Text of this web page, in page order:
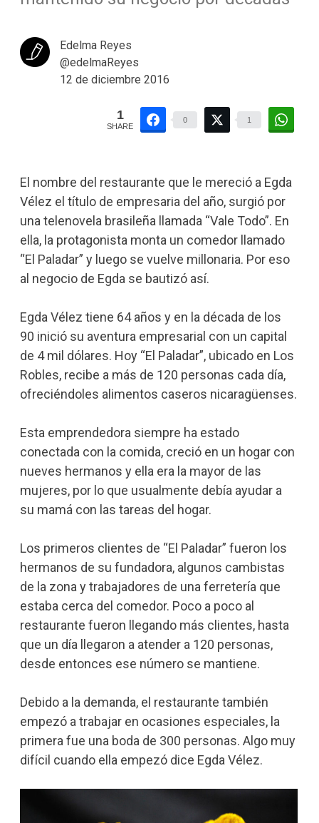
Edelma Reyes
@edelmaReyes
12 de diciembre 2016
1
SHARE
0 1
El nombre del restaurante que le mereció a Egda
Vélez el título de empresaria del año, surgió por
una telenovela brasileña llamada “Vale Todo”. En
ella, la protagonista monta un comedor llamado
“El Paladar” y luego se vuelve millonaria. Por eso
al negocio de Egda se bautizó así.
Egda Vélez tiene 64 años y en la década de los
90 inició su aventura empresarial con un capital
de 4 mil dólares. Hoy “El Paladar”, ubicado en Los
Robles, recibe a más de 120 personas cada día,
ofreciéndoles alimentos caseros nicaragüenses.
Esta emprendedora siempre ha estado
conectada con la comida, creció en un hogar con
nueves hermanos y ella era la mayor de las
mujeres, por lo que usualmente debía ayudar a
su mamá con las tareas del hogar.
Los primeros clientes de “El Paladar” fueron los
hermanos de su fundadora, algunos cambistas
de la zona y trabajadores de una ferretería que
estaba cerca del comedor. Poco a poco al
restaurante fueron llegando más clientes, hasta
que un día llegaron a atender a 120 personas,
desde entonces ese número se mantiene.
Debido a la demanda, el restaurante también
empezó a trabajar en ocasiones especiales, la
primera fue una boda de 300 personas. Algo muy
difícil cuando ella empezó dice Egda Vélez.